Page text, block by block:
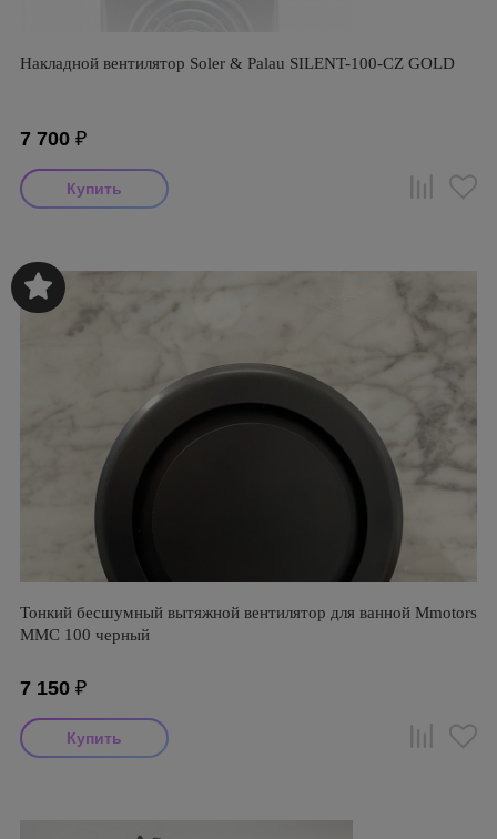
Накладной вентилятор Soler & Palau SILENT-100-CZ GOLD
7 700 ₽
Тонкий бесшумный вытяжной вентилятор для ванной Mmotors
ММC 100 черный
7 150 ₽